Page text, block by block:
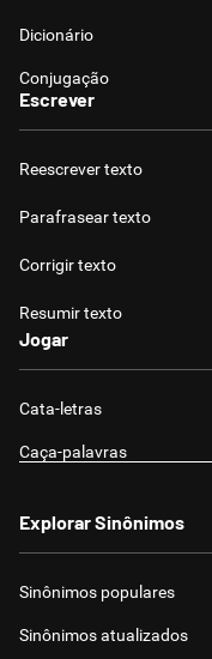
Dicionário
Conjugação
Escrever
Reescrever texto
Parafrasear texto
Corrigir texto
Resumir texto
Jogar
Cata-letras
Caça-palavras
Explorar Sinônimos
Sinônimos populares
Sinônimos atualizados